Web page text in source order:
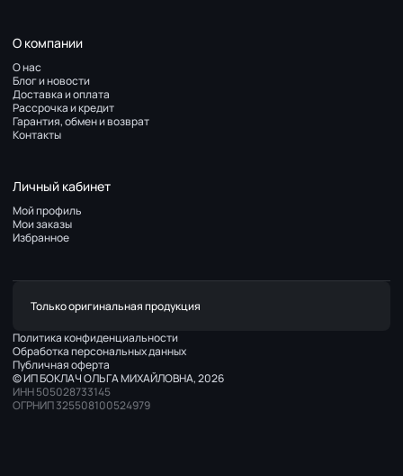
О компании
О нас
Блог и новости
Доставка и оплата
Рассрочка и кредит
Гарантия, обмен и возврат
Контакты
Личный кабинет
Мой профиль
Мои заказы
Избранное
Только оригинальная продукция
Политика конфиденциальности
Обработка персональных данных
Публичная оферта
© ИП БОКЛАЧ ОЛЬГА МИХАЙЛОВНА, 2026
ИНН 505028733145
ОГРНИП 325508100524979